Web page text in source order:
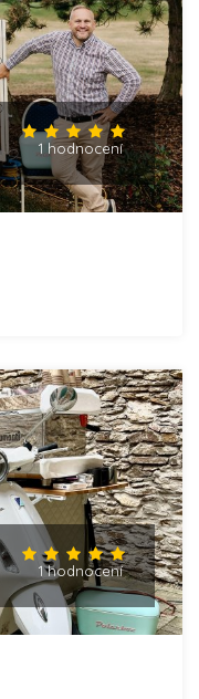
1 hodnocení
1 hodnocení